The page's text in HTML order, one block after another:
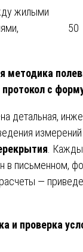
жилыми
50
методика
с
детальная,
.
в письменном,
—
и проверка